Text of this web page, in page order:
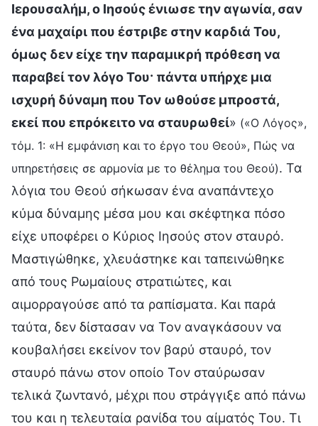
Ιερουσαλήμ, ο Ιησούς ένιωσε την αγωνία, σαν
ένα μαχαίρι που έστριβε στην καρδιά Του,
όμως δεν είχε την παραμικρή πρόθεση να
παραβεί τον λόγο Του· πάντα υπήρχε μια
ισχυρή δύναμη που Τον ωθούσε μπροστά,
εκεί που επρόκειτο να σταυρωθεί» («Ο Λόγος»,
τόμ. 1: «Η εμφάνιση και το έργο του Θεού», Πώς να
υπηρετήσεις σε αρμονία με το θέλημα του Θεού). Τα
λόγια του Θεού σήκωσαν ένα αναπάντεχο
κύμα δύναμης μέσα μου και σκέφτηκα πόσο
είχε υποφέρει ο Κύριος Ιησούς στον σταυρό.
Μαστιγώθηκε, χλευάστηκε και ταπεινώθηκε
από τους Ρωμαίους στρατιώτες, και
αιμορραγούσε από τα ραπίσματα. Και παρά
ταύτα, δεν δίστασαν να Τον αναγκάσουν να
κουβαλήσει εκείνον τον βαρύ σταυρό, τον
σταυρό πάνω στον οποίο Τον σταύρωσαν
τελικά ζωντανό, μέχρι που στράγγιξε από πάνω
του και η τελευταία ρανίδα του αίματός Του. Τι